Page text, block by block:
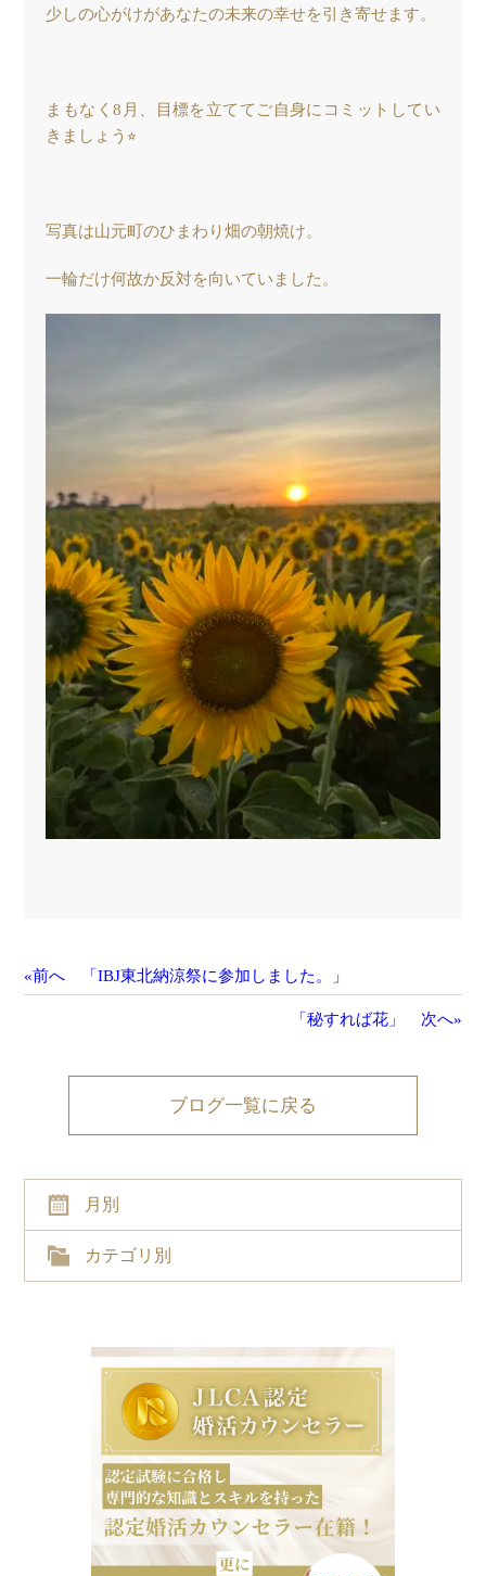
少しの心がけがあなたの未来の幸せを引き寄せます。
まもなく8月、目標を立ててご自身にコミットしてい
きましょう⭐︎
写真は山元町のひまわり畑の朝焼け。
一輪だけ何故か反対を向いていました。
«前へ 「IBJ東北納涼祭に参加しました。」
「秘すれば花」 次へ»
ブログ一覧に戻る
月別
カテゴリ別